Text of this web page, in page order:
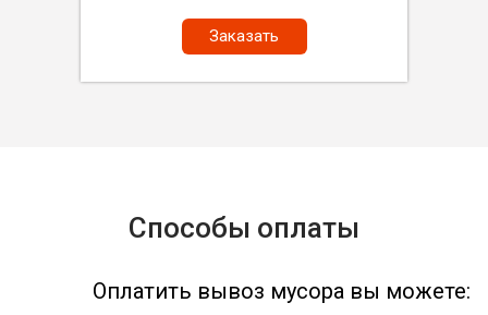
Заказать
Способы оплаты
Оплатить вывоз мусора вы можете: